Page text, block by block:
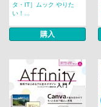
タ・IT］ムック やりた
い！...
購入